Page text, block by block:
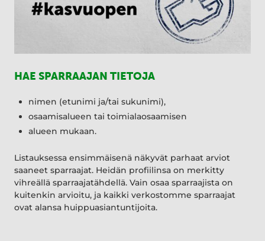
HAE SPARRAAJAN TIETOJA
nimen (etunimi ja/tai sukunimi),
osaamisalueen tai toimialaosaamisen
alueen mukaan.
Listauksessa ensimmäisenä näkyvät parhaat arviot
saaneet sparraajat. Heidän profiilinsa on merkitty
vihreällä sparraajatähdellä. Vain osaa sparraajista on
kuitenkin arvioitu, ja kaikki verkostomme sparraajat
ovat alansa huippuasiantuntijoita.